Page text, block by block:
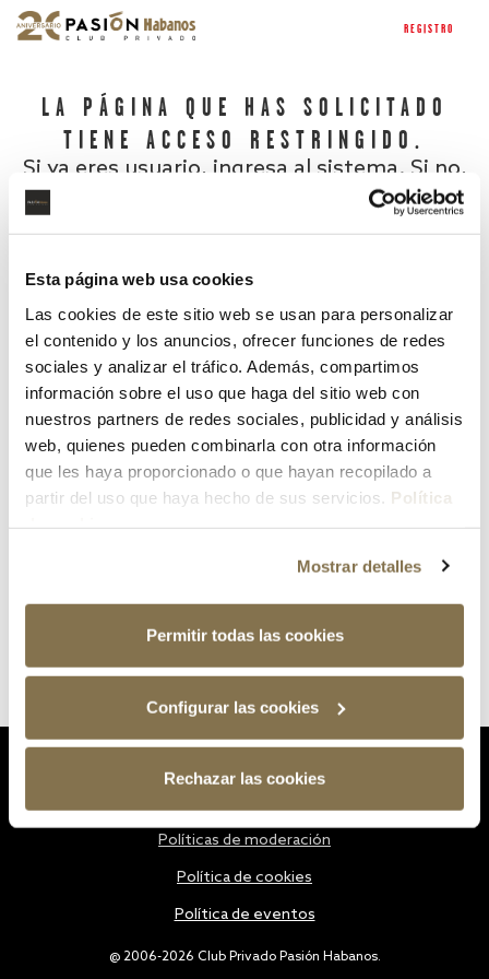
Esta página web usa cookies
Las cookies de este sitio web se usan para personalizar
el contenido y los anuncios, ofrecer funciones de redes
sociales y analizar el tráfico. Además, compartimos
información sobre el uso que haga del sitio web con
nuestros partners de redes sociales, publicidad y análisis
web, quienes pueden combinarla con otra información
que les haya proporcionado o que hayan recopilado a
partir del uso que haya hecho de sus servicios. Política
Mostrar detalles
Permitir todas las cookies
Configurar las cookies
Rechazar las cookies
REGISTRO
LA PÁGINA QUE HAS SOLICITADO
TIENE ACCESO RESTRINGIDO.
Si ya eres usuario, ingresa al sistema. Si no,
¿Has olvidado tu contraseña?
@ 2006-2026 Club Privado Pasión Habanos.
Políticas de moderación
Política de cookies
Política de eventos